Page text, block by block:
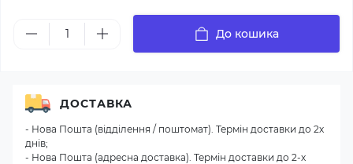
До кошика
ДОСТАВКА
- Нова Пошта (відділення / поштомат). Термін доставки до 2х
днів;
- Нова Пошта (адресна доставка). Термін доставки до 2-х